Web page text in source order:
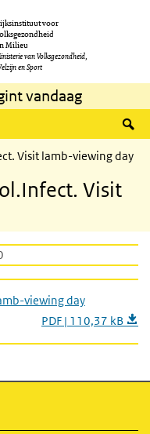
voor
Milieu
van Volksgezondheid,
en Sport
vandaag
Visit lamb-viewing day
Visit
viewing day
PDF | 110,37 kB